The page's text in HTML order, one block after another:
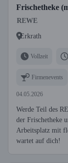
Frischetheke
REWE
Erkrath
Vollzeit
Firmenevents
04.05.2026
Werde Teil des
der Frischetheke
Arbeitsplatz mit
wartet auf dich!